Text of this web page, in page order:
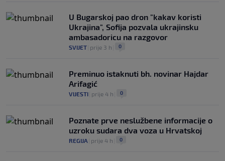
U Bugarskoj pao dron "kakav koristi
Ukrajina", Sofija pozvala ukrajinsku
ambasadoricu na razgovor
SVIJET prije 3 h 0
Preminuo istaknuti bh. novinar Hajdar
Arifagić
VIJESTI prije 4 h 0
Poznate prve neslužbene informacije o
uzroku sudara dva voza u Hrvatskoj
REGIJA prije 4 h 0